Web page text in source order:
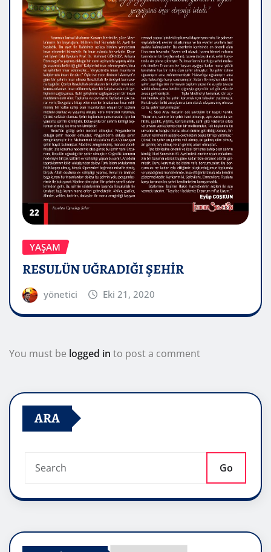
YAŞAM
RESULÜN UĞRADIĞI ŞEHİR
yönetici Eki 21, 2020
You must be logged in to post a comment
ARA
Go